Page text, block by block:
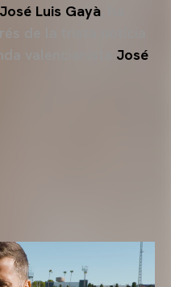
José Luis Gayà
de la trista notícia
valencianista José